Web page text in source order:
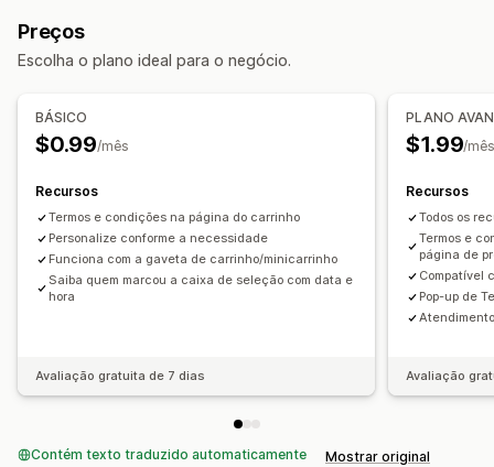
Preços
Escolha o plano ideal para o negócio.
BÁSICO
$0.99/mês
Recursos
Termos e condições na página do carrinho
Personalize conforme a necessidade
Funciona com a gaveta de carrinho/minicarrinho
Saiba quem marcou a caixa de seleção com data e
hora
Avaliação gratuita de 7 dias
PLANO
$1.99/
Recursos
Todos os
Termos e
página de
Compatível
Pop-up de
Avaliação
Contém texto traduzido automaticamente Mostrar original